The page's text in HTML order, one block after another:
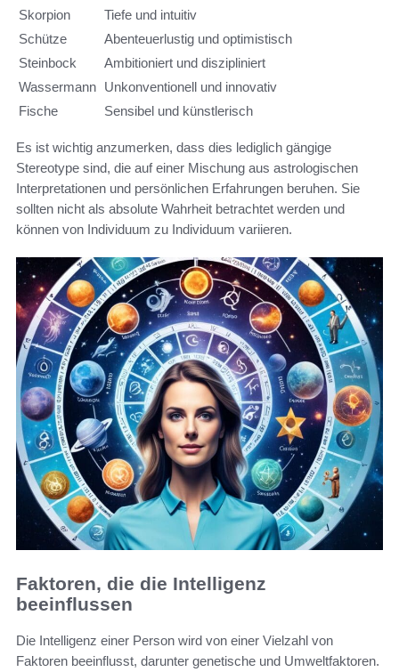
Skorpion
Tiefe und intuitiv
Schütze
Abenteuerlustig und optimistisch
Steinbock
Ambitioniert und diszipliniert
Wassermann Unkonventionell und innovativ
Fische
Sensibel und künstlerisch
Es ist wichtig anzumerken, dass dies lediglich gängige
Stereotype sind, die auf einer Mischung aus astrologischen
Interpretationen und persönlichen Erfahrungen beruhen. Sie
sollten nicht als absolute Wahrheit betrachtet werden und
können von Individuum zu Individuum variieren.
Faktoren, die die Intelligenz
beeinflussen
Die Intelligenz einer Person wird von einer Vielzahl von
Faktoren beeinflusst, darunter genetische und Umweltfaktoren.